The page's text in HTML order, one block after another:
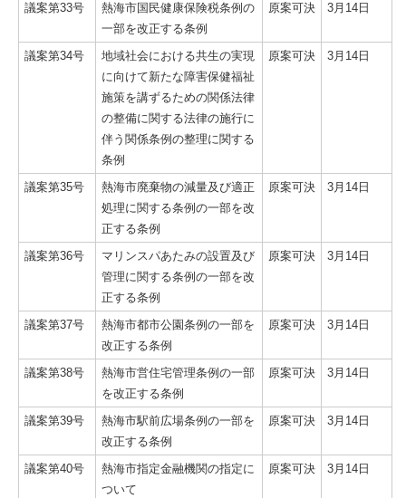
議案第33号
熱海市国民健康保険税条例の
一部を改正する条例
原案可決 3月14日
議案第34号
地域社会における共生の実現
に向けて新たな障害保健福祉
施策を講ずるための関係法律
の整備に関する法律の施行に
伴う関係条例の整理に関する
条例
原案可決 3月14日
議案第35号
熱海市廃棄物の減量及び適正
処理に関する条例の一部を改
正する条例
原案可決 3月14日
議案第36号
マリンスパあたみの設置及び
管理に関する条例の一部を改
正する条例
原案可決 3月14日
議案第37号
熱海市都市公園条例の一部を
改正する条例
原案可決 3月14日
議案第38号
熱海市営住宅管理条例の一部
を改正する条例
原案可決 3月14日
議案第39号
熱海市駅前広場条例の一部を
改正する条例
原案可決 3月14日
議案第40号
熱海市指定金融機関の指定に
ついて
原案可決 3月14日